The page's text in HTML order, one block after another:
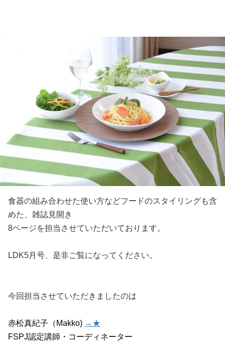
食器の組み合わせた使い方などフードのスタイリングも含
めた、雑誌見開き
8ページを担当させていただいております。
LDK5月号、是非ご覧になってください。
今回担当させていただきましたのは
赤松真紀子 （Makko) →★
FSPJ認定講師・コーディネーター